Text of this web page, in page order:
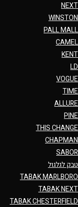
NEXT
WINSTON
PALL MALL
CAMEL
KENT
LD
VOGUE
TIME
ALLURE
PINE
THIS CHANGE
CHAPMAN
SABOR
טבק לגלגול
TABAK MARLBORO
TABAK NEXT
TABAK CHESTERFIELD